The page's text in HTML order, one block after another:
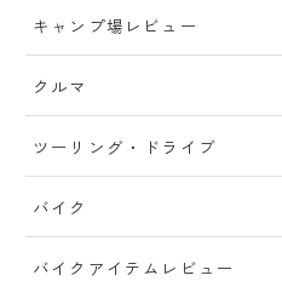
キャンプ場レビュー
クルマ
ツーリング・ドライブ
バイク
バイクアイテムレビュー